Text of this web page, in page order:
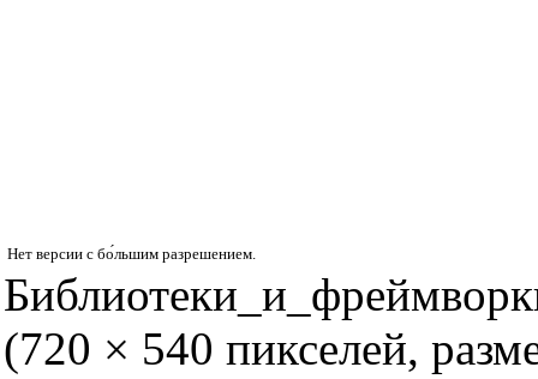
Нет версии с бо́льшим разрешением.
(720 × 540 пикселей,